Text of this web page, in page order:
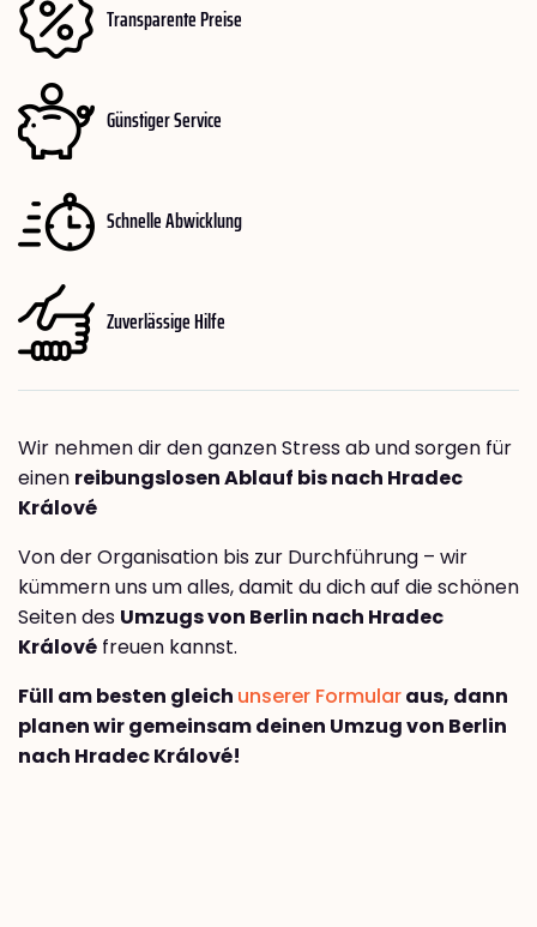
Transparente Preise
Günstiger Service
Schnelle Abwicklung
Zuverlässige Hilfe
Wir nehmen dir den ganzen Stress ab und sorgen für
einen reibungslosen Ablauf bis nach Hradec
Králové
Von der Organisation bis zur Durchführung – wir
kümmern uns um alles, damit du dich auf die schönen
Seiten des Umzugs von Berlin nach Hradec
Králové freuen kannst.
Füll am besten gleich unserer Formularaus, dann
planen wir gemeinsam deinen Umzug von Berlin
nach Hradec Králové!